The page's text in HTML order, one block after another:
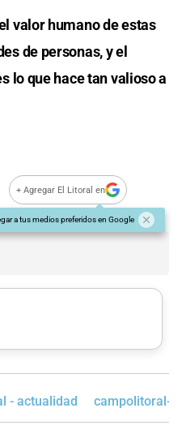
valor humano de estas
de personas, y el
lo que hace tan valioso a
+ Agregar El Litoral en
a tus medios preferidos en Google
- actualidad campolitoral-